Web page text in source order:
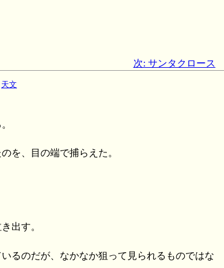
次: サンタクロース
天文
を、目の端で捕らえた。
出す。
るのだが、なかなか狙って見られるものではな